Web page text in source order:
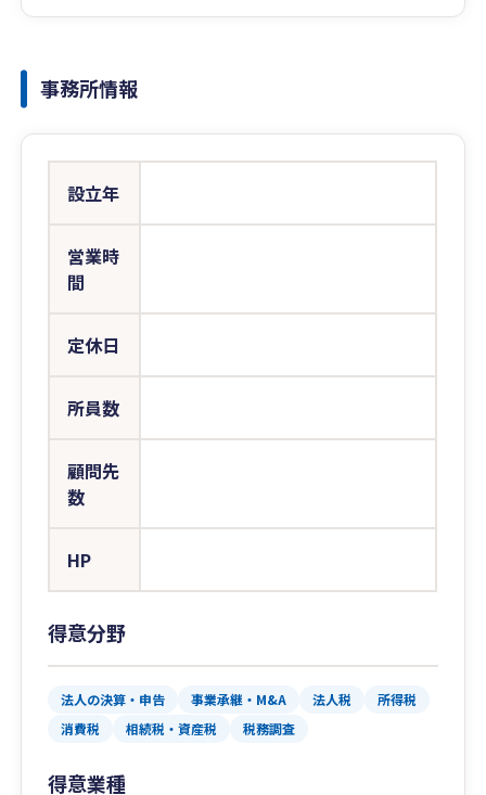
事務所情報
設立年
営業時
間
定休日
所員数
顧問先
数
HP
得意分野
法人の決算・申告 事業承継・M&A 法人税
所得税
消費税
相続税・資産税 税務調査
得意業種